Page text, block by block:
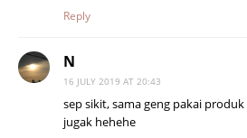
Reply
N
16 JULY 2019 AT 20:43
sep sikit, sama geng pakai
jugak hehehe